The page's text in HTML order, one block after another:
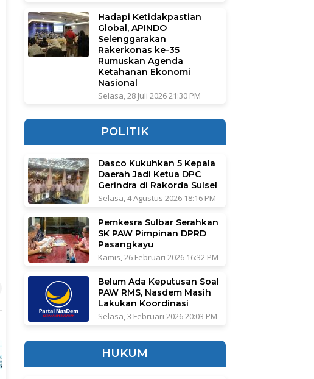
Hadapi Ketidakpastian
Global, APINDO
Selenggarakan
Rakerkonas ke-35
Rumuskan Agenda
Ketahanan Ekonomi
Nasional
Selasa, 28 Juli 2026 21:30 PM
POLITIK
Dasco Kukuhkan 5 Kepala
Daerah Jadi Ketua DPC
Gerindra di Rakorda Sulsel
Selasa, 4 Agustus 2026 18:16 PM
Pemkesra Sulbar Serahkan
SK PAW Pimpinan DPRD
Pasangkayu
Kamis, 26 Februari 2026 16:32 PM
Belum Ada Keputusan Soal
PAW RMS, Nasdem Masih
Lakukan Koordinasi
Selasa, 3 Februari 2026 20:03 PM
HUKUM